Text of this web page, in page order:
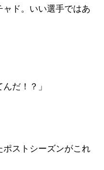
ド。いい選手ではあ
だ！？」
ポストシーズンがこれ